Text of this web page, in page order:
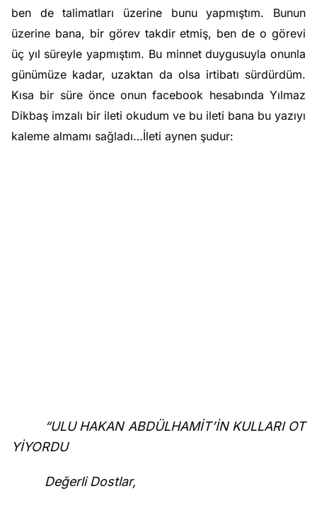
ben de talimatları üzerine bunu yapmıştım. Bunun
üzerine bana, bir görev takdir etmiş, ben de o görevi
üç yıl süreyle yapmıştım. Bu minnet duygusuyla onunla
günümüze kadar, uzaktan da olsa irtibatı sürdürdüm.
Kısa bir süre önce onun facebook hesabında Yılmaz
Dikbaş imzalı bir ileti okudum ve bu ileti bana bu yazıyı
kaleme almamı sağladı…İleti aynen şudur:
“ULU HAKAN ABDÜLHAMİT’İN KULLARI OT
YİYORDU
Değerli Dostlar,